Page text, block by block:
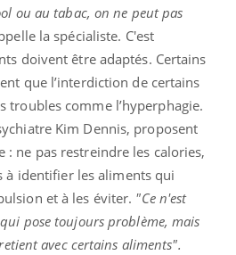
ou au tabac, on ne peut pas
la spécialiste. C'est
doivent être adaptés. Certains
que l’interdiction de certains
troubles comme l’hyperphagie.
Kim Dennis, proposent
: ne pas restreindre les calories,
à identifier les aliments qui
et à les éviter. "Ce n'est
pose toujours problème, mais
avec certains aliments".